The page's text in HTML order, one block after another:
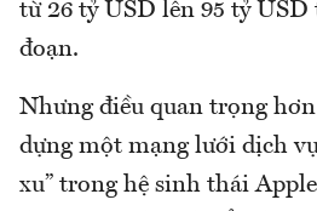
từ 26 tỷ USD lên 95 tỷ
đoạn.
Nhưng điều quan trọng
dựng một mạng lưới dịch
xu” trong hệ sinh thái